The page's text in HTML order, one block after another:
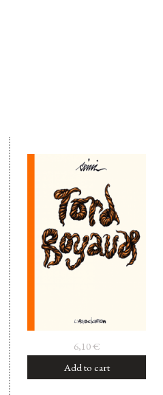
6,10€
Add to cart